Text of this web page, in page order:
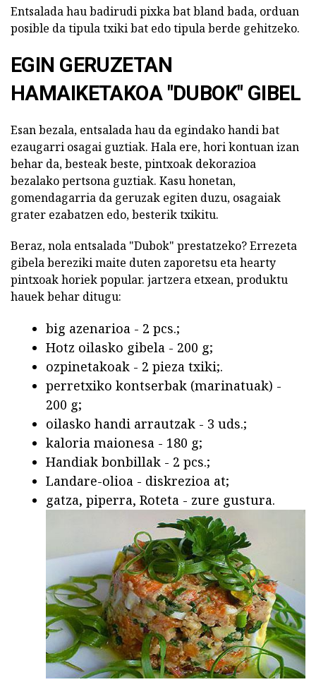
Entsalada hau badirudi pixka bat bland bada, orduan
posible da tipula txiki bat edo tipula berde gehitzeko.
EGIN GERUZETAN
HAMAIKETAKOA "DUBOK" GIBEL
Esan bezala, entsalada hau da egindako handi bat
ezaugarri osagai guztiak. Hala ere, hori kontuan izan
behar da, besteak beste, pintxoak dekorazioa
bezalako pertsona guztiak. Kasu honetan,
gomendagarria da geruzak egiten duzu, osagaiak
grater ezabatzen edo, besterik txikitu.
Beraz, nola entsalada "Dubok" prestatzeko? Errezeta
gibela bereziki maite duten zaporetsu eta hearty
pintxoak horiek popular. jartzera etxean, produktu
hauek behar ditugu:
big azenarioa - 2 pcs.;
Hotz oilasko gibela - 200 g;
ozpinetakoak - 2 pieza txiki;.
perretxiko kontserbak (marinatuak) -
200 g;
oilasko handi arrautzak - 3 uds.;
kaloria maionesa - 180 g;
Handiak bonbillak - 2 pcs.;
Landare-olioa - diskrezioa at;
gatza, piperra, Roteta - zure gustura.